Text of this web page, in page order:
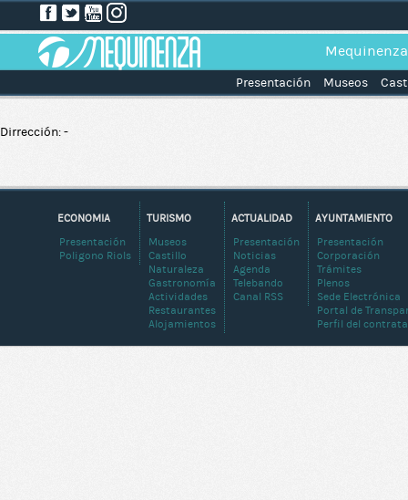
Mequinenza
Presentación Museos
Dirrección: -
AYUNTAMIENTO
Presentación
Corporación
Trámites
Plenos
Sede Electrónica
Portal de
Perfil del
ACTUALIDAD
Presentación
Noticias
Agenda
Telebando
Canal RSS
TURISMO
Museos
Castillo
Naturaleza
Gastronomía
Actividades
Restaurantes
Alojamientos
ECONOMIA
Presentación
Poligono Riols